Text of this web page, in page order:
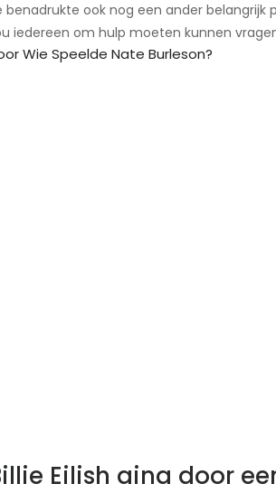
benadrukte ook nog een ander
iedereen om hulp moeten kunnen
Wie Speelde Nate Burleson?
Eilish ging door